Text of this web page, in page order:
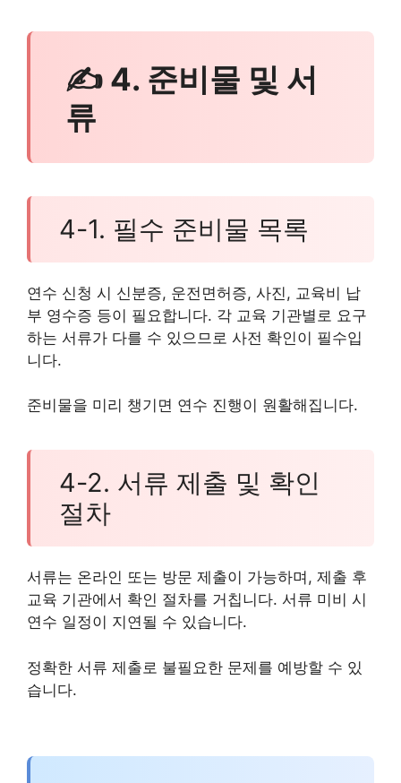
✍ 4. 준비물 및 서
류
4-1. 필수 준비물 목록
연수 신청 시 신분증, 운전면허증, 사진, 교육비 납
부 영수증 등이 필요합니다. 각 교육 기관별로 요구
하는 서류가 다를 수 있으므로 사전 확인이 필수입
니다.
준비물을 미리 챙기면 연수 진행이 원활해집니다.
4-2. 서류 제출 및 확인
절차
서류는 온라인 또는 방문 제출이 가능하며, 제출 후
교육 기관에서 확인 절차를 거칩니다. 서류 미비 시
연수 일정이 지연될 수 있습니다.
정확한 서류 제출로 불필요한 문제를 예방할 수 있
습니다.